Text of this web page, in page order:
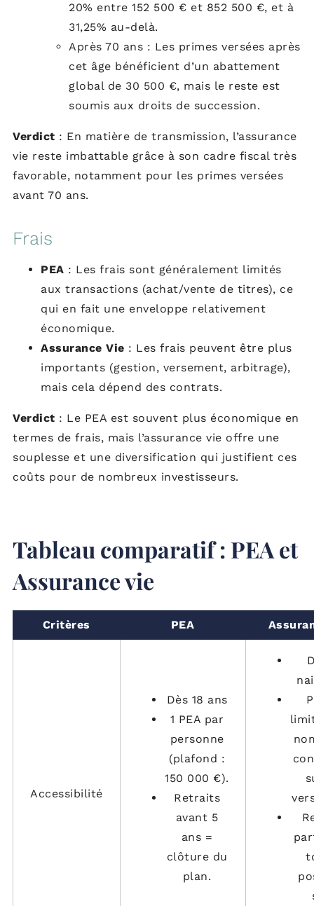
20% entre 152 500 € et 852 500 €, et à
31,25% au-delà.
Après 70 ans : Les primes versées après
cet âge bénéficient d’un abattement
global de 30 500 €, mais le reste est
soumis aux droits de succession.
Verdict : En matière de transmission, l’assurance
vie reste imbattable grâce à son cadre fiscal très
favorable, notamment pour les primes versées
avant 70 ans.
Frais
PEA : Les frais sont généralement limités
aux transactions (achat/vente de titres), ce
qui en fait une enveloppe relativement
économique.
Assurance Vie : Les frais peuvent être plus
importants (gestion, versement, arbitrage),
mais cela dépend des contrats.
Verdict : Le PEA est souvent plus économique en
termes de frais, mais l’assurance vie offre une
souplesse et une diversification qui justifient ces
coûts pour de nombreux investisseurs.
Tableau comparatif : PEA et
Assurance vie
Critères PEA
Accessibilité
Dès 18 ans
1 PEA par
personne
(plafond :
150 000 €).
Retraits
avant 5
ans =
clôture du
plan.